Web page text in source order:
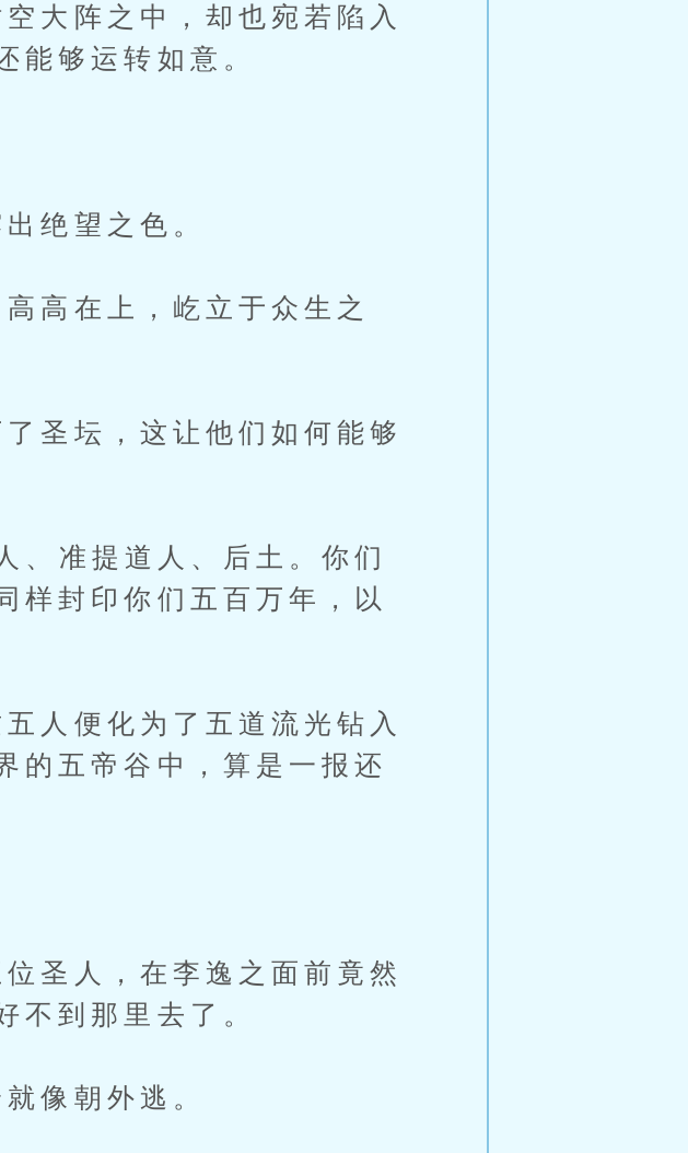
大阵之中，却也宛若陷入
能够运转如意。
绝望之色。
高在上，屹立于众生之
圣坛，这让他们如何能够
准提道人、后土。你们
样封印你们五百万年，以
人便化为了五道流光钻入
的五帝谷中，算是一报还
圣人，在李逸之面前竟然
不到那里去了。
像朝外逃。